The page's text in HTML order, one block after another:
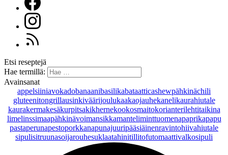
Etsi reseptejä
Hae termillä:
Avainsanat
appelsiiniavokadobanaanibasilikabataatticashewpähkinächili
gluteenitongrillausinkiväärijoulukaakaojauhekanelikaurahiutale
kaurakermakesäkurpitsakikhernekookosmaitokorianterilehtitaikina
limelinssimaapähkinävoimansikkamanteliminttuomenapaprikapapu
pastaperunapestoporkkanapunajuuripääsiäinenravintohiivahiutale
sipulisitruunasoijarouhesuklaatahinitillitofutomaattivalkosipuli